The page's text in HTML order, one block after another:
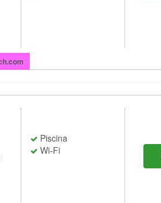
Piscina
Wi-Fi